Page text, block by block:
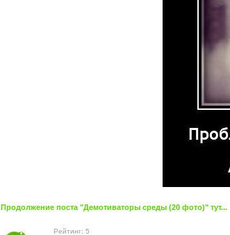
Продолжение поста "Демотиваторы среды (20 фото)" тут...
Рейтинг: 5